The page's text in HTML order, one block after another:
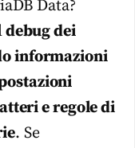
Data?
debug dei
informazioni
e regole di
. Se